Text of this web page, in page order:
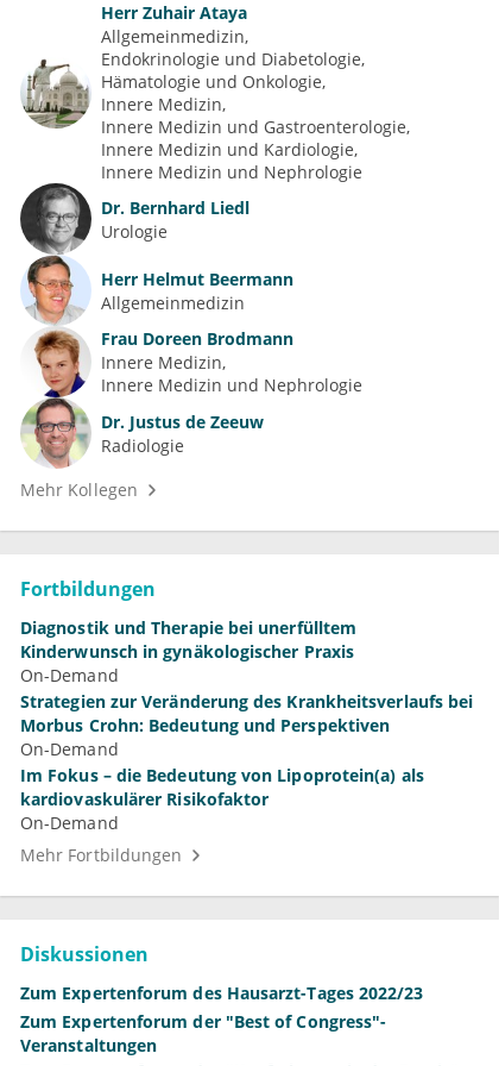
Herr Zuhair Ataya
Allgemeinmedizin
Endokrinologie und Diabetologie
Hämatologie und Onkologie
Innere Medizin
Innere Medizin und Gastroenterologie
Innere Medizin und Kardiologie
Innere Medizin und Nephrologie
Dr. Bernhard Liedl
Urologie
Herr Helmut Beermann
Allgemeinmedizin
Frau Doreen Brodmann
Innere Medizin
Innere Medizin und Nephrologie
Dr. Justus de Zeeuw
Radiologie
Mehr Kollegen
Fortbildungen
Diagnostik und Therapie bei unerfülltem
Kinderwunsch in gynäkologischer Praxis
On-Demand
Strategien zur Veränderung des Krankheitsverlaufs bei
Morbus Crohn: Bedeutung und Perspektiven
On-Demand
Im Fokus – die Bedeutung von Lipoprotein(a) als
kardiovaskulärer Risikofaktor
On-Demand
Mehr Fortbildungen
Diskussionen
Zum Expertenforum des Hausarzt-Tages 2022/23
Zum Expertenforum der "Best of Congress"-
Veranstaltungen